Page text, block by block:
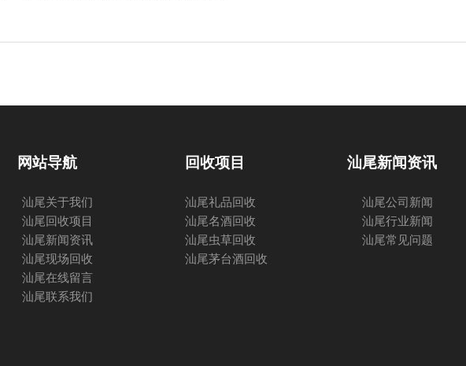
网站导航
汕尾关于我们
汕尾回收项目
汕尾新闻资讯
汕尾现场回收
汕尾在线留言
汕尾联系我们
回收项目
汕尾礼品回收
汕尾名酒回收
汕尾虫草回收
汕尾茅台酒回收
汕尾新闻资讯
汕尾公司新闻
汕尾行业新闻
汕尾常见问题